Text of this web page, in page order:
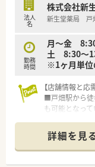
■外部の専門
度を設け、年
用品や化粧品
【こんな方が活
スタートして活
■病院での勤務
用して調剤薬
法人
名
株式会社新
新生堂薬局 戸
勤務
時間
月〜金 8:30
土 8:30〜
※1ヶ月単位
【店舗情報と応
■戸畑駅から徒
も可能となっ
枚から130枚
■現在は薬剤
員補充のため
詳細を見